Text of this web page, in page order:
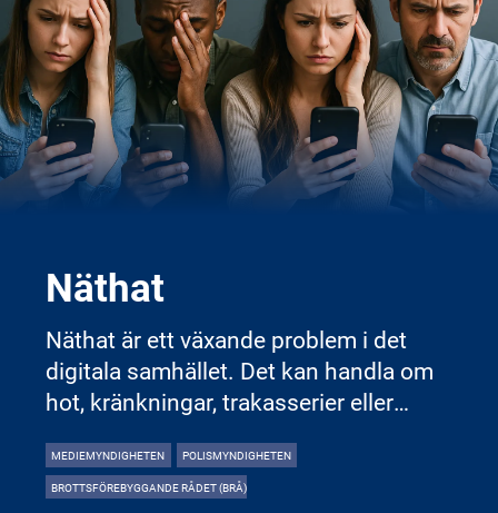
Näthat
Näthat är ett växande problem i det
digitala samhället. Det kan handla om
hot, kränkningar, trakasserier eller
information på nätet. Vem som helst
kan drabbas – barn, unga, vuxna och
MEDIEMYNDIGHETEN POLISMYNDIGHETEN
BROTTSFÖREBYGGANDE RÅDET (BRÅ)